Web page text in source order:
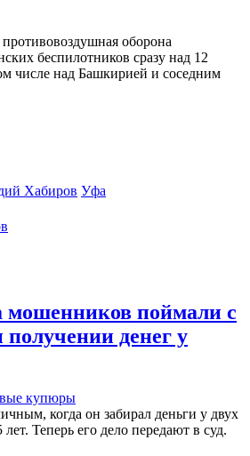
противовоздушная оборона
беспилотников сразу над 12
числе над Башкирией и соседним
Хабиров Уфа
мошенников поймали с
денег у
когда он забирал деньги у двух
Теперь его дело передают в суд.